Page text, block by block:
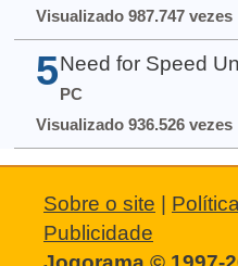
Visualizado 987.747 vezes
5 Need for Speed
PC
Visualizado 936.526 vezes
Sobre o site |
Publicidade